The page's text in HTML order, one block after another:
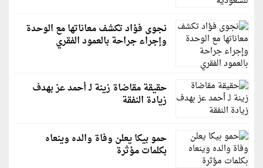
نجوى فؤاد تكشف معاناتها مع الوحدة
وإجراء جراحة بالعمود الفقري
حقيقة مقاضاة زينة لـ أحمد عز بهدف
زيادة النفقة
حمو بيكا يعلن وفاة والده وينعاه
بكلمات مؤثرة